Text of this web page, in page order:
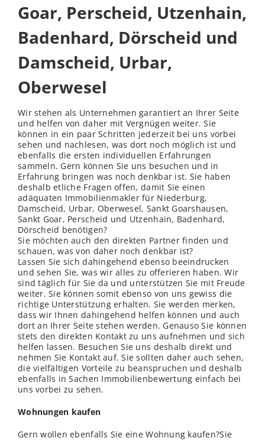
Goar, Perscheid, Utzenhain,
Badenhard, Dörscheid und
Damscheid, Urbar,
Oberwesel
Wir stehen als Unternehmen garantiert an Ihrer Seite
und helfen von daher mit Vergnügen weiter. Sie
können in ein paar Schritten jederzeit bei uns vorbei
sehen und nachlesen, was dort noch möglich ist und
ebenfalls die ersten individuellen Erfahrungen
sammeln. Gern können Sie uns besuchen und in
Erfahrung bringen was noch denkbar ist. Sie haben
deshalb etliche Fragen offen, damit Sie einen
adäquaten Immobilienmakler für Niederburg,
Damscheid, Urbar, Oberwesel, Sankt Goarshausen,
Sankt Goar, Perscheid und Utzenhain, Badenhard,
Dörscheid benötigen?
Sie möchten auch den direkten Partner finden und
schauen, was von daher noch denkbar ist?
Lassen Sie sich dahingehend ebenso beeindrucken
und sehen Sie, was wir alles zu offerieren haben. Wir
sind täglich für Sie da und unterstützen Sie mit Freude
weiter. Sie können somit ebenso von uns gewiss die
richtige Unterstützung erhalten. Sie werden merken,
dass wir Ihnen dahingehend helfen können und auch
dort an Ihrer Seite stehen werden. Genauso Sie können
stets den direkten Kontakt zu uns aufnehmen und sich
helfen lassen. Besuchen Sie uns deshalb direkt und
nehmen Sie Kontakt auf. Sie sollten daher auch sehen,
die vielfältigen Vorteile zu beanspruchen und deshalb
ebenfalls in Sachen Immobilienbewertung einfach bei
uns vorbei zu sehen.
Wohnungen kaufen
Gern wollen ebenfalls Sie eine Wohnung kaufen?Sie